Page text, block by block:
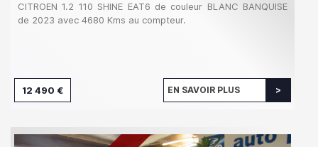
CITROEN 1.2 110 SHINE EAT6 de couleur BLANC BANQUISE
de 2023 avec 4680 Kms au compteur.
12 490 € EN SAVOIR PLUS